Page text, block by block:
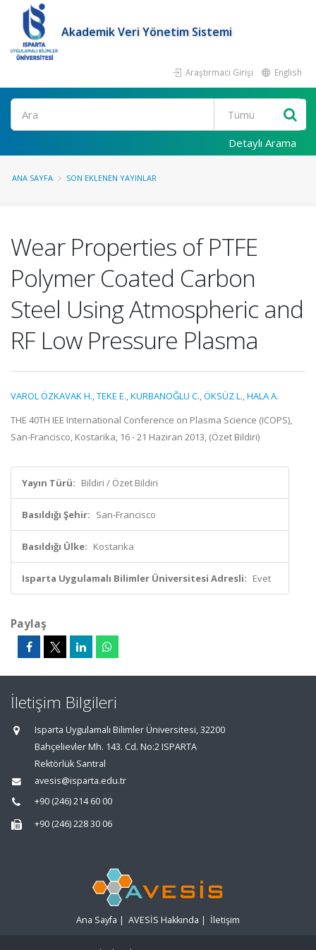
Akademik Veri Yönetim Sistemi
Araştırmacı Girişi English
Ara
Detaylı Arama
ANA SAYFA SON EKLENEN YAYINLAR
Wear Properties of PTFE
Polymer Coated Carbon
Steel Using Atmospheric and
RF Low Pressure Plasma
VAROL ÖZKAVAK H.,TEKE E.,KURBANOĞLU C.,ÖKSÜZ L.,HALA A.
THE 40TH IEE International Conference on Plasma Science (ICOPS),
San-Francisco, Kostarika, 16 - 21 Haziran 2013, (Özet Bildiri)
Yayın Türü: Bildiri / Özet Bildiri
Basıldığı Şehir: San-Francisco
Basıldığı Ülke: Kostarika
Isparta Uygulamalı Bilimler Üniversitesi Adresli: Evet
Paylaş
İletişim Bilgileri
Isparta Uygulamalı Bilimler Üniversitesi, 32200
Bahçelievler Mh. 143. Cd. No:2 ISPARTA
Rektörlük Santral
avesis@isparta.edu.tr
+90 (246) 214 60 00
+90 (246) 228 30 06
Ana Sayfa | AVESİS Hakkında | İletişim